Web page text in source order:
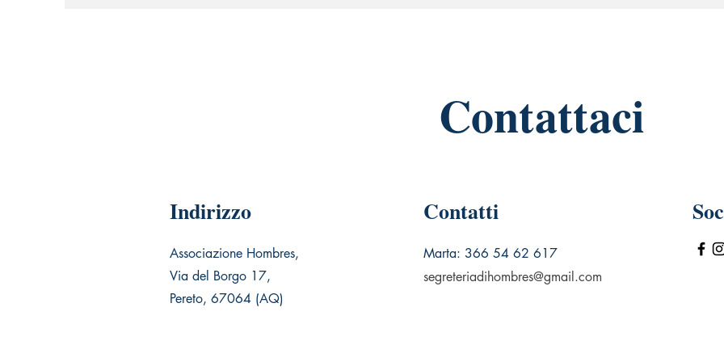
Contattaci
Indirizzo
Associazione Hombres,
Via del Borgo 17,
Pereto, 67064 (AQ)
Contatti
Marta: 366 54 62 617
segreteriadihombres@gmail.com